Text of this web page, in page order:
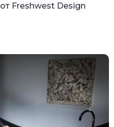
Freshwest Design